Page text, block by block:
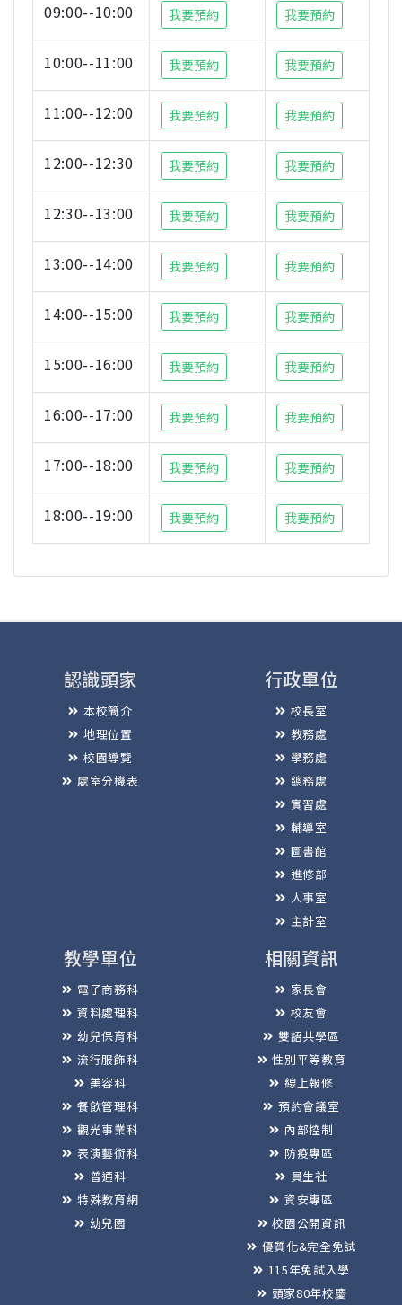
09:00--10:00 我要預約 我要預約
10:00--11:00 我要預約 我要預約
11:00--12:00 我要預約 我要預約
12:00--12:30 我要預約 我要預約
12:30--13:00 我要預約 我要預約
13:00--14:00 我要預約 我要預約
14:00--15:00 我要預約 我要預約
15:00--16:00 我要預約 我要預約
16:00--17:00 我要預約 我要預約
17:00--18:00 我要預約 我要預約
18:00--19:00 我要預約 我要預約
認識頭家
本校簡介
地理位置
校園導覽
處室分機表
行政單位
校長室
教務處
學務處
總務處
實習處
輔導室
圖書館
進修部
人事室
主計室
教學單位
電子商務科
資料處理科
幼兒保育科
流行服飾科
美容科
餐飲管理科
觀光事業科
表演藝術科
普通科
特殊教育網
幼兒園
相關資訊
家長會
校友會
雙語共學區
性別平等教育
線上報修
預約會議室
內部控制
防疫專區
員生社
資安專區
校園公開資訊
優質化&完全免試
115年免試入學
頭家80年校慶